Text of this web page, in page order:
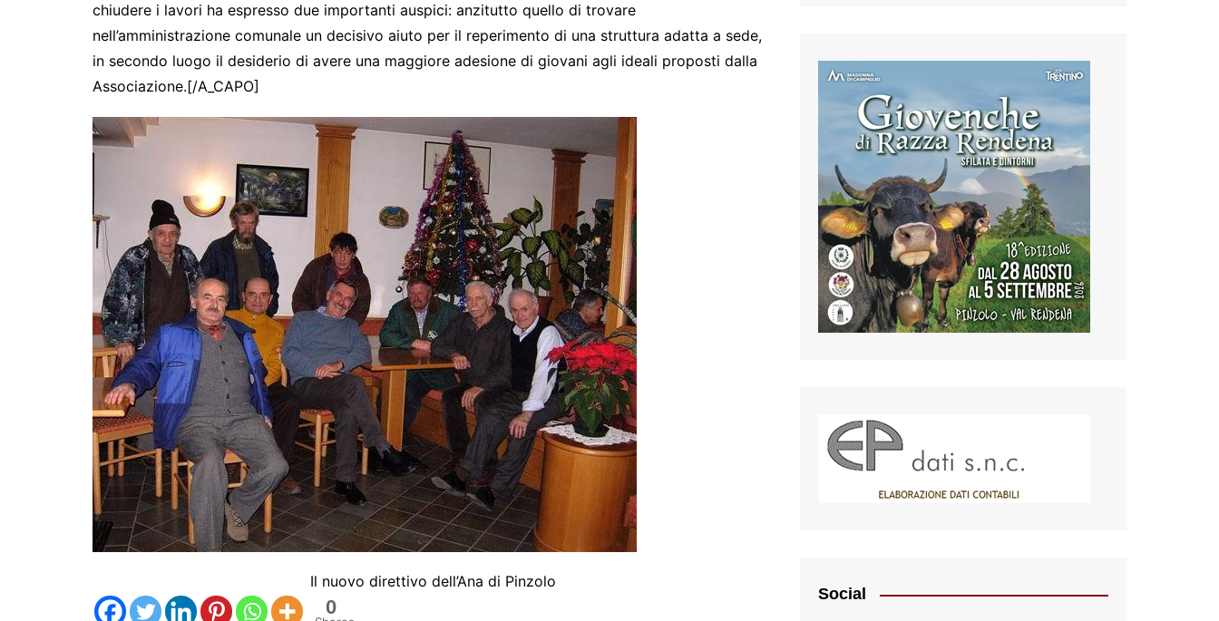
chiudere i lavori ha espresso due importanti auspici: anzitutto quello di trovare
nell’amministrazione comunale un decisivo aiuto per il reperimento di una struttura adatta a sede,
in secondo luogo il desiderio di avere una maggiore adesione di giovani agli ideali proposti dalla
Associazione.[/A_CAPO]
Il nuovo direttivo dell’Ana di Pinzolo
0
Social